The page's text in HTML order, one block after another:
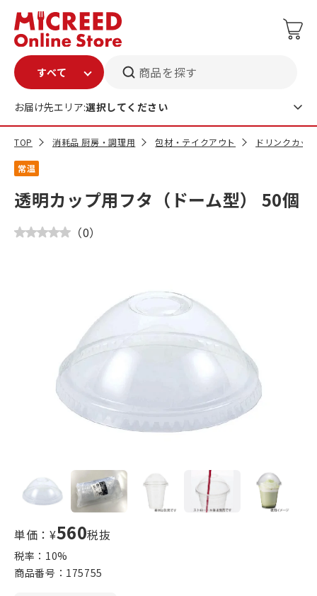
商品を探す
お届け先エリア:選択してください
TOP 消耗品 厨房・調理用 包材・テイクアウト ドリンクカッ
常温
透明カップ用フタ（ドーム型） 50個
（0）
単価：¥560税抜
税率： 10%
商品番号： 175755